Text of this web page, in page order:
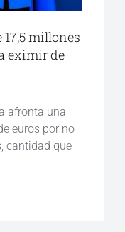
millones
eximir de
afronta una
euros por no
cantidad que